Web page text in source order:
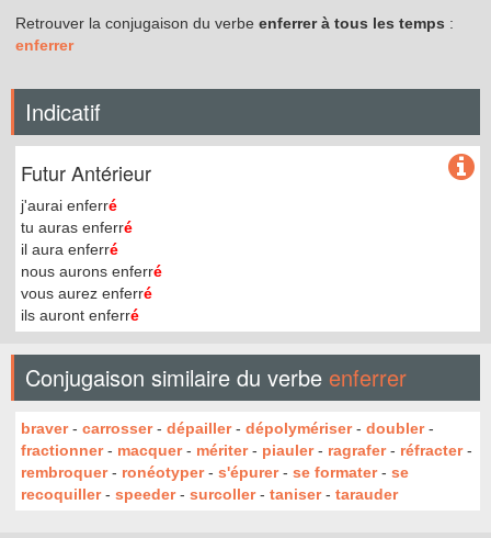
Retrouver la conjugaison du verbe enferrer à tous les temps :
enferrer
Indicatif
Futur Antérieur
j'aurai enferré
tu auras enferré
il aura enferré
nous aurons enferré
vous aurez enferré
ils auront enferré
Conjugaison similaire du verbe enferrer
braver- carrosser- dépailler- dépolymériser- doubler-
fractionner- macquer- mériter- piauler- ragrafer- réfracter-
rembroquer- ronéotyper- s'épurer- se formater- se
recoquiller- speeder- surcoller- taniser- tarauder